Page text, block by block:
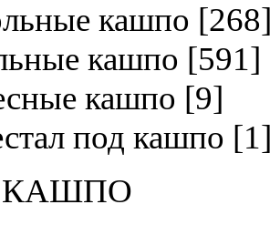
кашпо
кашпо [591]
кашпо [9]
под кашпо